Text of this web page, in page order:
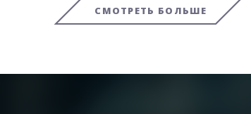
СМОТРЕТЬ БОЛЬШЕ